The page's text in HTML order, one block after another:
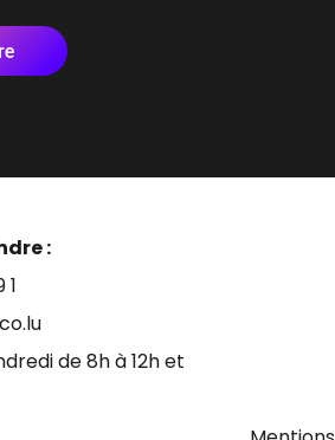
:
1
de 8h à 12h et